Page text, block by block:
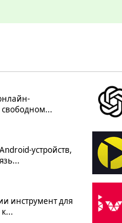
свободном...
устройств,
инструмент для